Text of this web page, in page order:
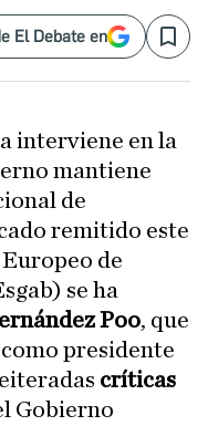
El Debate en Save
interviene en la
mantiene
de
remitido este
de
se ha
Poo, que
presidente
críticas
Gobierno